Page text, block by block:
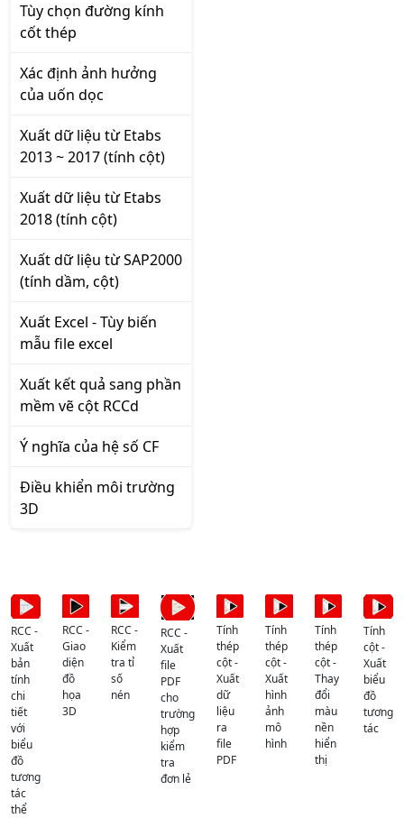
Tùy chọn đường kính
cốt thép
Xác định ảnh hưởng
của uốn dọc
Xuất dữ liệu từ Etabs
2013 ~ 2017 (tính cột)
Xuất dữ liệu từ Etabs
2018 (tính cột)
Xuất dữ liệu từ SAP2000
(tính dầm, cột)
Xuất Excel - Tùy biến
mẫu file excel
Xuất kết quả sang phần
mềm vẽ cột RCCd
Ý nghĩa của hệ số CF
Điều khiển môi trường
3D
RCC -
Xuất
bản
tính
chi
tiết
với
biểu
đồ
tương
tác
thể
RCC -
Giao
diện
đồ
họa
3D
RCC -
Kiểm
tra tỉ
số
nén
RCC -
Xuất
file
PDF
cho
trường
hợp
kiểm
tra
đơn lẻ
Tính
thép
cột -
Xuất
dữ
liệu
ra
file
PDF
Tính
thép
cột -
Xuất
hình
ảnh
mô
hình
Tính
thép
cột -
Thay
đổi
màu
nền
hiển
thị
Tính
cột -
Xuất
biểu
đồ
tương
tác